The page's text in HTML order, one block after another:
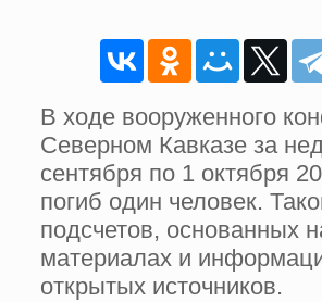
В ходе вооруженного
Северном Кавказе за
сентября по 1 октября
погиб один человек.
подсчетов, основанных
материалах и
открытых источников.